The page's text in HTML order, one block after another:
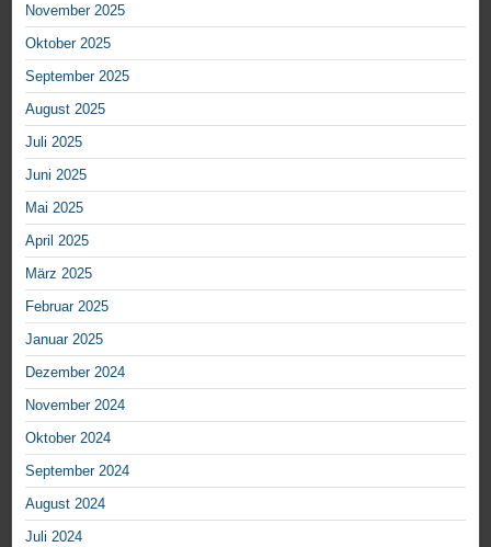
November 2025
Oktober 2025
September 2025
August 2025
Juli 2025
Juni 2025
Mai 2025
April 2025
März 2025
Februar 2025
Januar 2025
Dezember 2024
November 2024
Oktober 2024
September 2024
August 2024
Juli 2024